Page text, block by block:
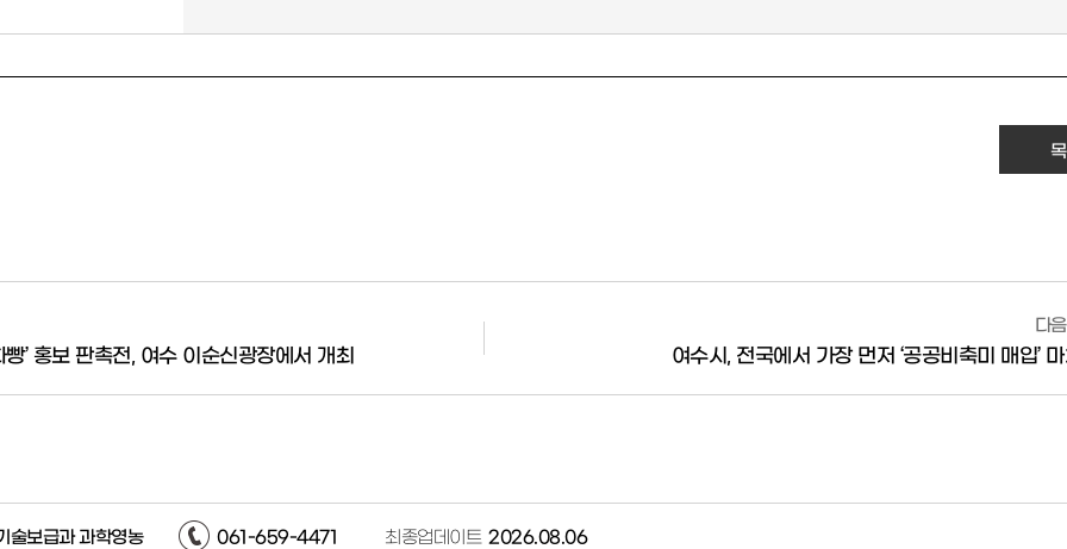
빵’ 홍보 판촉전, 여수 이순신광장에서 개최
다
여수시, 전국에서 가장 먼저 ‘공공비축미 매입’
술보급과 과학영농 061-659-4471 최종업데이트 2026.08.06